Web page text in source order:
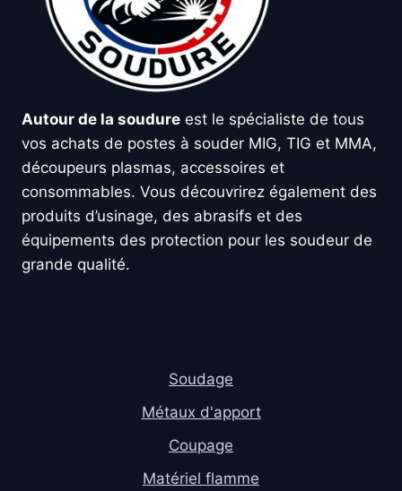
Autour de la soudure est le spécialiste de tous
vos achats de postes à souder MIG, TIG et MMA,
découpeurs plasmas, accessoires et
consommables. Vous découvrirez également des
produits d’usinage, des abrasifs et des
équipements des protection pour les soudeur de
grande qualité.
Soudage
Métaux d'apport
Coupage
Matériel flamme